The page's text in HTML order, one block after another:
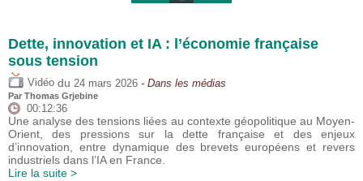
Dette, innovation et IA : l’économie française
sous tension
Vidéo du 24 mars 2026 - Dans les médias
Par Thomas Grjebine
00:12:36
Une analyse des tensions liées au contexte géopolitique au Moyen-
Orient, des pressions sur la dette française et des enjeux
d’innovation, entre dynamique des brevets européens et revers
industriels dans l’IA en France.
Lire la suite >